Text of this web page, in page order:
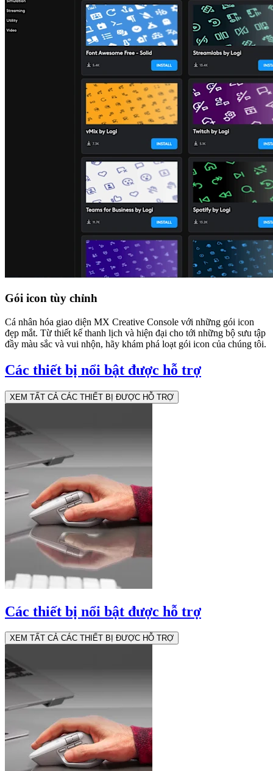
Gói icon tùy chỉnh
Cá nhân hóa giao diện MX Creative Console với những gói icon
đẹp mắt. Từ thiết kế thanh lịch và hiện đại cho tới những bộ sưu tập
đầy màu sắc và vui nhộn, hãy khám phá loạt gói icon của chúng tôi.
Các thiết bị nổi bật được hỗ trợ
XEM TẤT CẢ CÁC THIẾT BỊ ĐƯỢC HỖ TRỢ
Các thiết bị nổi bật được hỗ trợ
XEM TẤT CẢ CÁC THIẾT BỊ ĐƯỢC HỖ TRỢ